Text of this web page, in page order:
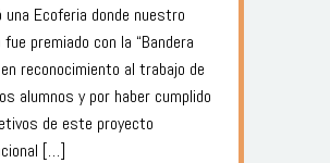
una Ecoferia donde nuestro
fue premiado con la “Bandera
en reconocimiento al trabajo de
alumnos y por haber cumplido
de este proyecto
[…]